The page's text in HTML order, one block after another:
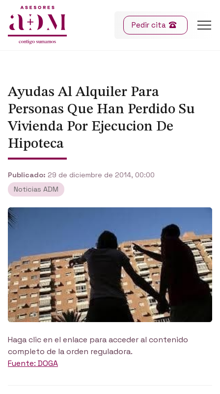
Pedir cita
Ayudas Al Alquiler Para
Personas Que Han Perdido Su
Vivienda Por Ejecucion De
Hipoteca
Publicado: 29 de diciembre de 2014, 00:00
Noticias ADM
Haga clic en el enlace para acceder al contenido
completo de la orden reguladora.
Fuente: DOGA